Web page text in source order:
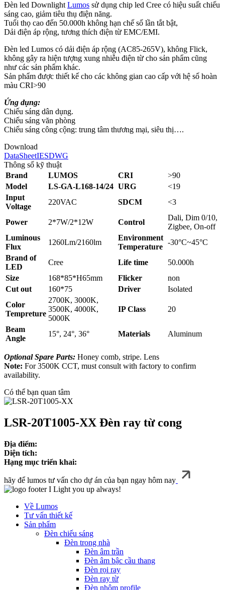
Đèn led Downlight Lumos sử dụng chip led Cree có hiệu suất chiếu
sáng cao, giảm tiêu thụ điện năng.
Tuổi thọ cao đến 50.000h không hạn chế số lần tắt bật,
Dải điện áp rộng, tương thích điện từ EMC/EMI.
Đèn led Lumos có dải điện áp rộng (AC85-265V), không Flick,
không gây ra hiện tượng xung nhiễu điện từ cho sản phẩm cũng
như các sản phẩm khác.
Sản phẩm được thiết kế cho các không gian cao cấp với hệ số hoàn
màu CRI>90
Ứng dụng:
Chiếu sáng dân dụng.
Chiếu sáng văn phòng
Chiếu sáng công cộng: trung tâm thương mại, siêu thị….
Download
DataSheetIESDWG
Thông số kỹ thuật
Brand
LUMOS CRI
>90
Model
LS-GA-L168-14/24 URG
<19
Input
Voltage
220VAC SDCM <3
Power 2*7W/2*12W Control
Dali, Dim 0/10,
Zigbee, On-off
Luminous
Flux
1260Lm/2160lm
Environment
Temperature
-30°C~45°C
Brand of
LED
Cree Life time
50.000h
Size
168*85*H65mm Flicker
non
Cut out
160*75 Driver
Isolated
Color
Tempreture
2700K, 3000K,
3500K, 4000K,
5000K
IP Class 20
Beam
Angle
15°, 24°, 36° Materials Aluminum
Optional Spare Parts: Honey comb, stripe. Lens
Note: For 3500K CCT, must consult with factory to confirm
availability.
Có thể bạn quan tâm
LSR-20T1005-XX Đèn ray từ cong
Địa điểm:
Diện tích:
Hạng mục triển khai:
hãy để lumos tư vấn cho dự án của bạn ngay hôm nay
I Light you up always!
Về Lumos
Tư vấn thiết kế
Sản phẩm
Đèn chiếu sáng
Đèn trong nhà
Đèn âm trần
Đèn âm bậc cầu thang
Đèn rọi ray
Đèn ray từ
Đèn nhôm profile